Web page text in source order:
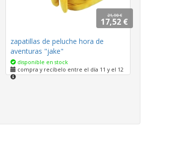
21,90 €
17,52 €
zapatillas de peluche hora de
aventuras "jake"
disponible en stock
compra y recíbelo entre el día 11 y el 12